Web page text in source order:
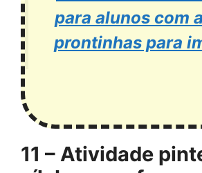
para alunos com
prontinhas para
11 – Atividade